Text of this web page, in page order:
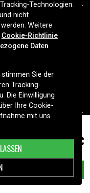
34,99 €
LEGEN
und Zubehör in
Sortiment für
Fahrzeuge und mehr
Service. Sicher online
Technologien.
nicht
Weitere
Cookie-Richtlinie
Daten
stimmen Sie der
Tracking-
Die Einwilligung
Ihre Cookie-
mit uns